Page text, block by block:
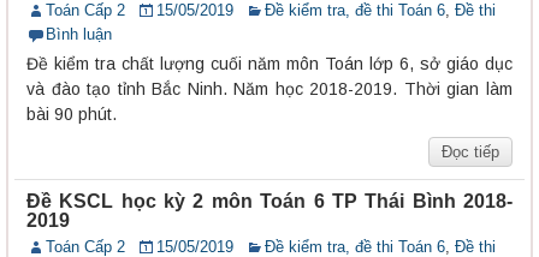
Toán Cấp 2 15/05/2019 Đề kiểm tra, đề thi Toán 6, Đề thi
Bình luận
Đề kiểm tra chất lượng cuối năm môn Toán lớp 6, sở giáo dục
và đào tạo tỉnh Bắc Ninh. Năm học 2018-2019. Thời gian làm
bài 90 phút.
Đọc tiếp
Đề KSCL học kỳ 2 môn Toán 6 TP Thái Bình 2018-
2019
Toán Cấp 2 15/05/2019 Đề kiểm tra, đề thi Toán 6, Đề thi